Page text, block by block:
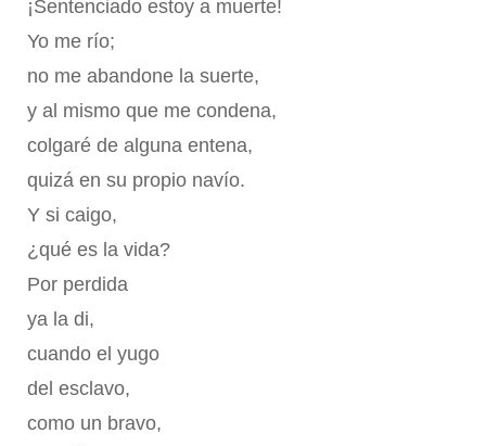
¡Sentenciado estoy a muerte!
Yo me río;
no me abandone la suerte,
y al mismo que me condena,
colgaré de alguna entena,
quizá en su propio navío.
Y si caigo,
¿qué es la vida?
Por perdida
ya la di,
cuando el yugo
del esclavo,
como un bravo,